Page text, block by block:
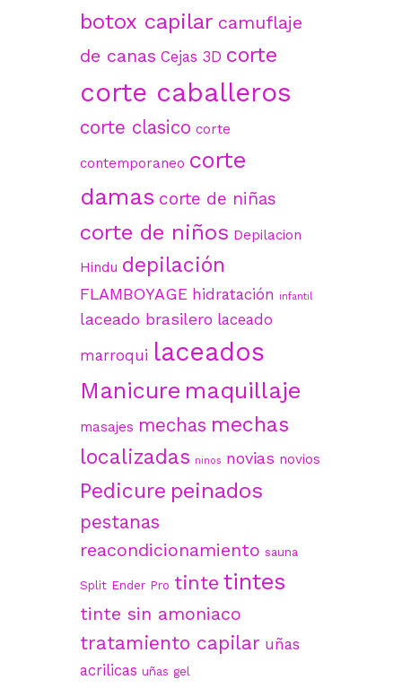
botox capilar camuflaje
de canas Cejas 3D corte
corte caballeros
corte clasico corte
contemporaneo corte
damas corte de niñas
corte de niños Depilacion
Hindu depilación
FLAMBOYAGE hidratación infantil
laceado brasilero laceado
marroqui laceados
Manicure maquillaje
masajes mechas mechas
localizadas ninos novias novios
Pedicure peinados
pestanas
reacondicionamiento sauna
Split Ender Pro tinte tintes
tinte sin amoniaco
tratamiento capilar uñas
acrilicas uñas gel